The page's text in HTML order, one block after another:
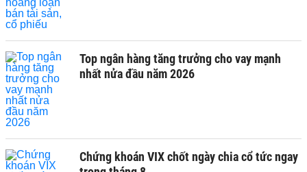
Top ngân hàng tăng trưởng cho vay mạnh
nhất nửa đầu năm 2026
Chứng khoán VIX chốt ngày chia cổ tức ngay